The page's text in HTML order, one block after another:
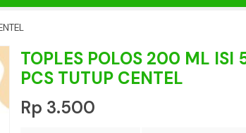
60 PCSTOPLES POLOS 200 ML ISI
PCS TUTUP CENTEL
Rp 3.500